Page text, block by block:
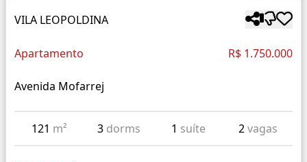
VILA LEOPOLDINA
Apartamento R$ 1.750.000
Avenida Mofarrej
121 m² 3 dorms 1 suíte 2vagas